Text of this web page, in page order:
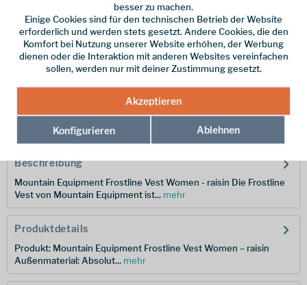
149,90 € *
inkl. MwSt./ Versandkostenfrei!
Größe
Merken
Hersteller-Nr.: ME-004388-01730-14
Beschreibung
Mountain Equipment Frostline Vest Women - raisin Die Frostline
Vest von Mountain Equipment ist... mehr
Produktdetails
Produkt: Mountain Equipment Frostline Vest Women – raisin
Außenmaterial: Absolut... mehr
besser zu machen.
Einige Cookies sind für den technischen Betrieb der Website
erforderlich und werden stets gesetzt. Andere Cookies, die den
Komfort bei Nutzung unserer Website erhöhen, der Werbung
dienen oder die Interaktion mit anderen Websites vereinfachen
sollen, werden nur mit deiner Zustimmung gesetzt.
Akzeptieren
Konfigurieren Ablehnen